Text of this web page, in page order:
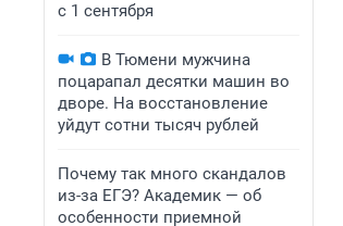
с 1 сентября
В Тюмени мужчина
поцарапал десятки машин во
дворе. На восстановление
уйдут сотни тысяч рублей
Почему так много скандалов
из-за ЕГЭ? Академик — об
особенности приемной